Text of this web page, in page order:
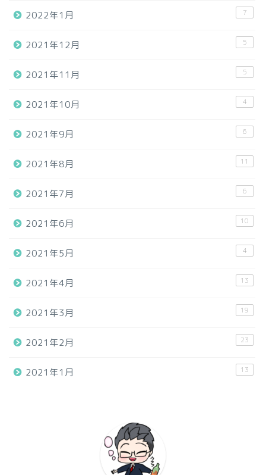
2022年1月 7
2021年12月 5
2021年11月 5
2021年10月 4
2021年9月 6
2021年8月 11
2021年7月 6
2021年6月 10
2021年5月 4
2021年4月 13
2021年3月 19
2021年2月 23
2021年1月 13